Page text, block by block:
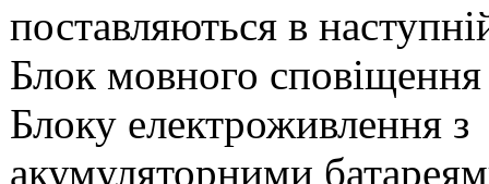
поставляються в
Блок мовного
Блоку електроживлення з
акумуляторними